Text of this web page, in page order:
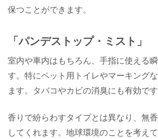
保つことができます。
「パンデストップ・ミスト」
室内や車内はもちろん、手指に使える
す。特にペット用トイレやマーキング
ます。タバコやカビの消臭にも有効です
香りで紛らわすタイプとは異なり、無
してくれます。地球環境のことを考え